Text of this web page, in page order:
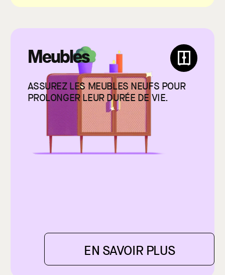
Meubles
ASSUREZ LES MEUBLES NEUFS POUR
PROLONGER LEUR DURÉE DE VIE.
EN SAVOIR PLUS